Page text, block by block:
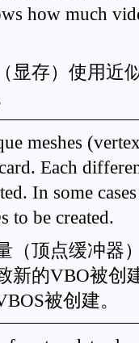
how much
显存）使用近
meshes
Each
In some
to be created.
（顶点缓冲器
新的VBO被创
被创建。